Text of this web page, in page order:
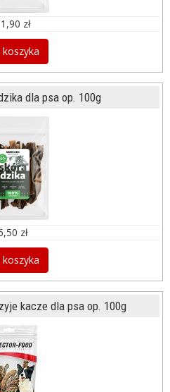
zł
dla psa op. 100g
zł
kacze dla psa op. 100g